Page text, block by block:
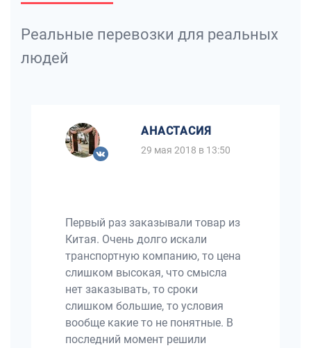
Реальные перевозки для реальных
людей
АНАСТАСИЯ
29 мая 2018 в 13:50
Первый раз заказывали товар из
Китая. Очень долго искали
транспортную компанию, то цена
слишком высокая, что смысла
нет заказывать, то сроки
слишком большие, то условия
вообще какие то не понятные. В
последний момент решили